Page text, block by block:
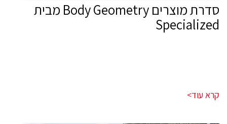
סדרת מוצרים Body Geometry מבית
Specialized
קרא עוד>